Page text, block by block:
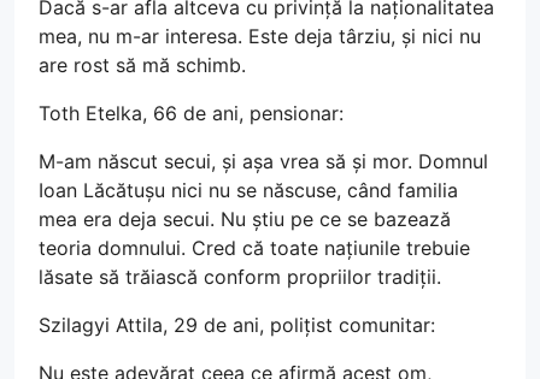
Dacă s-ar afla altceva cu privință la naționalitatea
mea, nu m-ar interesa. Este deja târziu, și nici nu
are rost să mă schimb.
Toth Etelka, 66 de ani, pensionar:
M-am născut secui, și așa vrea să și mor. Domnul
Ioan Lăcătușu nici nu se născuse, când familia
mea era deja secui. Nu știu pe ce se bazează
teoria domnului. Cred că toate națiunile trebuie
lăsate să trăiască conform propriilor tradiții.
Szilagyi Attila, 29 de ani, polițist comunitar:
Nu este adevărat ceea ce afirmă acest om,